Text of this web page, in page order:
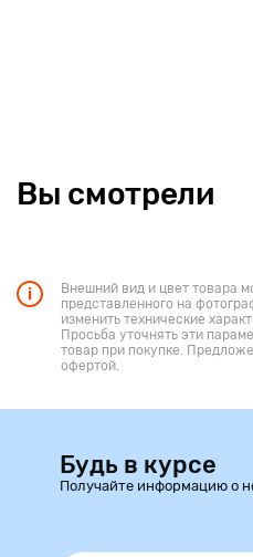
Вы смотрели
Внешний вид и цвет товара
представленного на
изменить технические
Просьба уточнять эти
товар при покупке.
офертой.
Будь в курсе
Получайте информацию о